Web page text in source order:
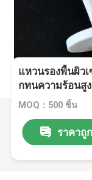
แหวนรองพื้นผิว
กทนความร้อนสูง
MOQ：500 ชิ้น
ราคาถู